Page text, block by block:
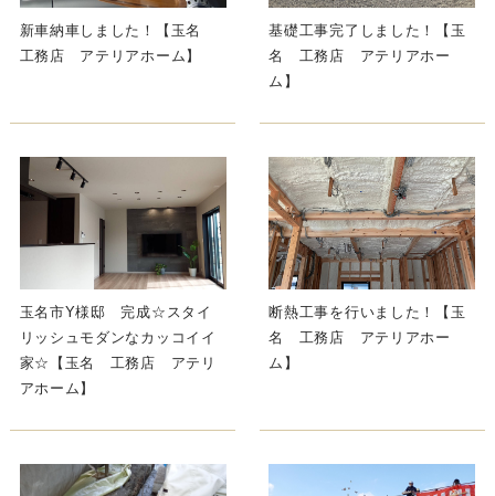
新車納車しました！【玉名
工務店 アテリアホーム】
基礎工事完了しました！【玉
名 工務店 アテリアホー
ム】
玉名市Y様邸 完成☆スタイ
リッシュモダンなカッコイイ
家☆【玉名 工務店 アテリ
アホーム】
断熱工事を行いました！【玉
名 工務店 アテリアホー
ム】